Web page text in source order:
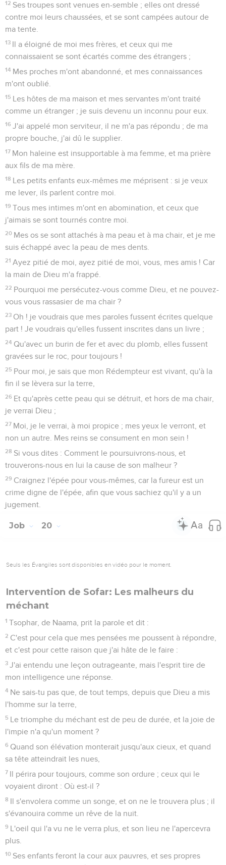
12 Ses troupes sont venues en-semble ; elles ont dressé
contre moi leurs chaussées, et se sont campées autour de
ma tente.
13 Il a éloigné de moi mes frères, et ceux qui me
connaissaient se sont écartés comme des étrangers ;
14 Mes proches m'ont abandonné, et mes connaissances
m'ont oublié.
15 Les hôtes de ma maison et mes servantes m'ont traité
comme un étranger ; je suis devenu un inconnu pour eux.
16 J'ai appelé mon serviteur, il ne m'a pas répondu ; de ma
propre bouche, j'ai dû le supplier.
17 Mon haleine est insupportable à ma femme, et ma prière
aux fils de ma mère.
18 Les petits enfants eux-mêmes me méprisent : si je veux
me lever, ils parlent contre moi.
19 Tous mes intimes m'ont en abomination, et ceux que
j'aimais se sont tournés contre moi.
20 Mes os se sont attachés à ma peau et à ma chair, et je me
suis échappé avec la peau de mes dents.
21 Ayez pitié de moi, ayez pitié de moi, vous, mes amis ! Car
la main de Dieu m'a frappé.
22 Pourquoi me persécutez-vous comme Dieu, et ne pouvez-
vous vous rassasier de ma chair ?
23 Oh ! je voudrais que mes paroles fussent écrites quelque
part ! Je voudrais qu'elles fussent inscrites dans un livre ;
24 Qu'avec un burin de fer et avec du plomb, elles fussent
gravées sur le roc, pour toujours !
25 Pour moi, je sais que mon Rédempteur est vivant, qu'à la
fin il se lèvera sur la terre,
26 Et qu'après cette peau qui se détruit, et hors de ma chair,
je verrai Dieu ;
27 Moi, je le verrai, à moi propice ; mes yeux le verront, et
non un autre. Mes reins se consument en mon sein !
28 Si vous dites : Comment le poursuivrons-nous, et
trouverons-nous en lui la cause de son malheur ?
29 Craignez l'épée pour vous-mêmes, car la fureur est un
crime digne de l'épée, afin que vous sachiez qu'il y a un
jugement.
Job 20
Seuls les Évangiles sont disponibles en vidéo pour le moment.
Intervention de Sofar: Les malheurs du
méchant
1 Tsophar, de Naama, prit la parole et dit :
2 C'est pour cela que mes pensées me poussent à répondre,
et c'est pour cette raison que j'ai hâte de le faire :
3 J'ai entendu une leçon outrageante, mais l'esprit tire de
mon intelligence une réponse.
4 Ne sais-tu pas que, de tout temps, depuis que Dieu a mis
l'homme sur la terre,
5 Le triomphe du méchant est de peu de durée, et la joie de
l'impie n'a qu'un moment ?
6 Quand son élévation monterait jusqu'aux cieux, et quand
sa tête atteindrait les nues,
7 Il périra pour toujours, comme son ordure ; ceux qui le
voyaient diront : Où est-il ?
8 Il s'envolera comme un songe, et on ne le trouvera plus ; il
s'évanouira comme un rêve de la nuit.
9 L'oeil qui l'a vu ne le verra plus, et son lieu ne l'apercevra
plus.
10 Ses enfants feront la cour aux pauvres, et ses propres